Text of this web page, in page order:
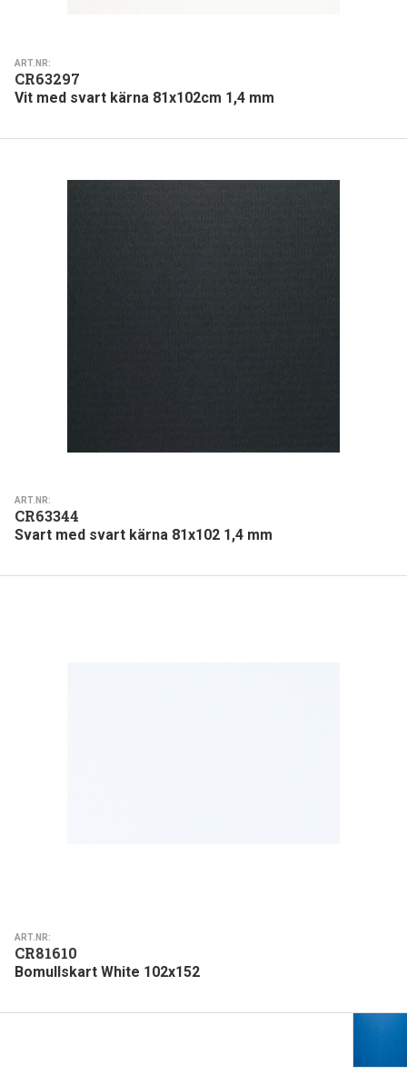
ART.NR:
CR63297
Vit med svart kärna 81x102cm 1,4 mm
ART.NR:
CR63344
Svart med svart kärna 81x102 1,4 mm
ART.NR:
CR81610
Bomullskart White 102x152